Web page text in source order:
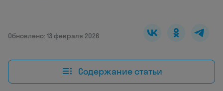
Обновлено: 13 февраля 2026
Содержание статьи